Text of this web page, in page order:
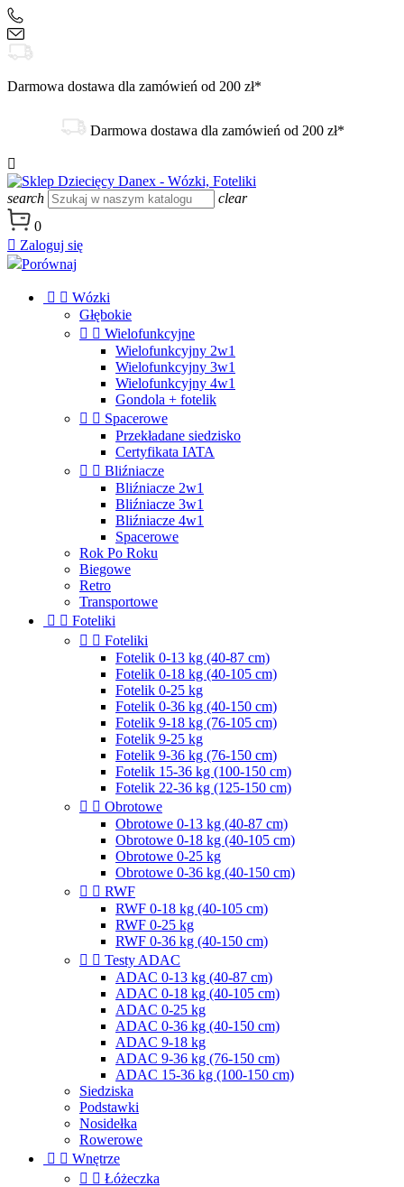
Darmowa dostawa dla zamówień od 200 zł*
Darmowa dostawa dla zamówień od 200 zł*

search
clear
0
 Zaloguj się
Porównaj
  Wózki
Głębokie
  Wielofunkcyjne
Wielofunkcyjny 2w1
Wielofunkcyjny 3w1
Wielofunkcyjny 4w1
Gondola + fotelik
  Spacerowe
Przekładane siedzisko
Certyfikata IATA
  Bliźniacze
Bliźniacze 2w1
Bliźniacze 3w1
Bliźniacze 4w1
Spacerowe
Rok Po Roku
Biegowe
Retro
Transportowe
  Foteliki
  Foteliki
Fotelik 0-13 kg (40-87 cm)
Fotelik 0-18 kg (40-105 cm)
Fotelik 0-25 kg
Fotelik 0-36 kg (40-150 cm)
Fotelik 9-18 kg (76-105 cm)
Fotelik 9-25 kg
Fotelik 9-36 kg (76-150 cm)
Fotelik 15-36 kg (100-150 cm)
Fotelik 22-36 kg (125-150 cm)
  Obrotowe
Obrotowe 0-13 kg (40-87 cm)
Obrotowe 0-18 kg (40-105 cm)
Obrotowe 0-25 kg
Obrotowe 0-36 kg (40-150 cm)
  RWF
RWF 0-18 kg (40-105 cm)
RWF 0-25 kg
RWF 0-36 kg (40-150 cm)
  Testy ADAC
ADAC 0-13 kg (40-87 cm)
ADAC 0-18 kg (40-105 cm)
ADAC 0-25 kg
ADAC 0-36 kg (40-150 cm)
ADAC 9-18 kg
ADAC 9-36 kg (76-150 cm)
ADAC 15-36 kg (100-150 cm)
Siedziska
Podstawki
Nosidełka
Rowerowe
  Wnętrze
  Łóżeczka